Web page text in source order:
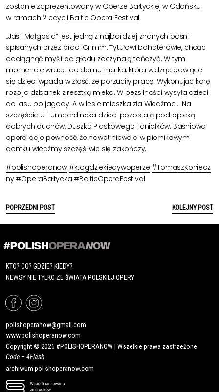
zostanie zaprezentowany w Operze Bałtyckiej w Gdańsku
w ramach 2 edycji Baltic Opera Festival.
„Jaś i Małgosia” jest jedną z najbardziej znanych baśni
spisanych przez braci Grimm. Tytułowi bohaterowie, chcąc
odciągnąć myśli od głodu zaczynają tańczyć. W tym
momencie wraca do domu matka, która widząc bawiące
się dzieci wpada w złość, że porzuciły pracę. Wykonując karę
rozbija dzbanek z resztką mleka. W bezsilności wysyła dzieci
do lasu po jagody. A w lesie mieszka zła Wiedźma… Na
szczęście u Humperdincka dzieci pozostają pod opieką
dobrych duchów, Duszka Piaskowego i aniołków. Baśniowa
opera daje pewność, że nawet niewola w piernikowym
domku wiedźmy szczęśliwie się zakończy.
#polishoperanow #ktogdziekiedywoperze #TomaszKoniecz
ny#OperaBałtycka#BalticOperaFestival
POPRZEDNI POST KOLEJNY POST
KTO? CO? GDZIE? KIEDY?
NEWSY NIE TYLKO ZE ŚWIATA POLSKIEJ OPERY
polishoperanow@gmail.com
www.polishoperanow.com
Copyright © 2026 #POLISHOPERANOW | Wszelkie prawa zastrzeżone
Code – 4Flash
archiwum.polishoperanow.com